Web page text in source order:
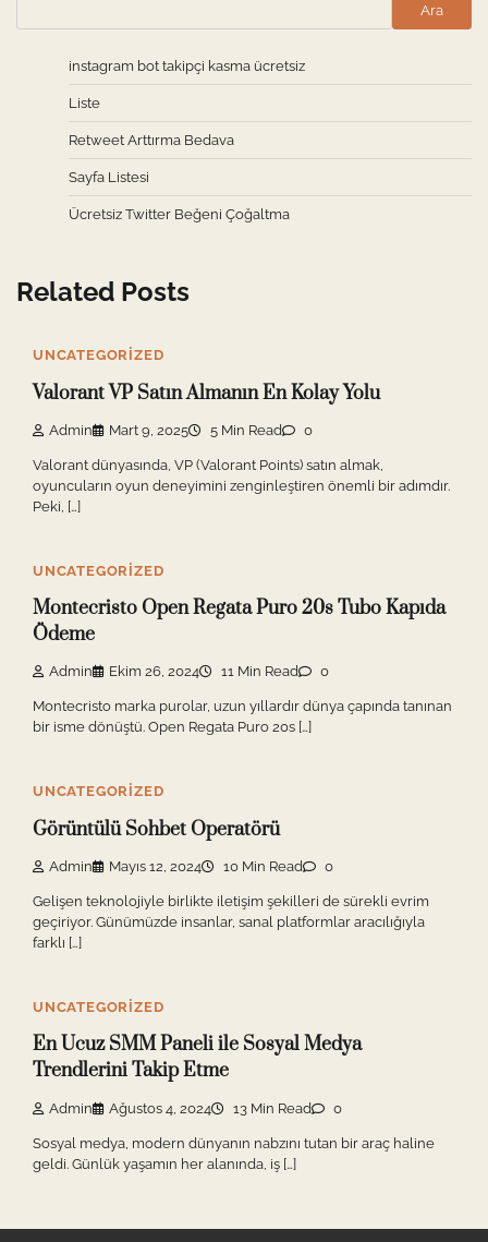
Ara
instagram bot takipçi kasma ücretsiz
Liste
Retweet Arttırma Bedava
Sayfa Listesi
Ücretsiz Twitter Beğeni Çoğaltma
Related Posts
UNCATEGORIZED
Valorant VP Satın Almanın En Kolay Yolu
Admin Mart 9, 2025 5 Min Read 0
Valorant dünyasında, VP (Valorant Points) satın almak,
oyuncuların oyun deneyimini zenginleştiren önemli bir adımdır.
Peki, […]
UNCATEGORIZED
Montecristo Open Regata Puro 20s Tubo Kapıda
Ödeme
Admin Ekim 26, 2024 11 Min Read 0
Montecristo marka purolar, uzun yıllardır dünya çapında tanınan
bir isme dönüştü. Open Regata Puro 20s […]
UNCATEGORIZED
Görüntülü Sohbet Operatörü
Admin Mayıs 12, 2024 10 Min Read 0
Gelişen teknolojiyle birlikte iletişim şekilleri de sürekli evrim
geçiriyor. Günümüzde insanlar, sanal platformlar aracılığıyla
farklı […]
UNCATEGORIZED
En Ucuz SMM Paneli ile Sosyal Medya
Trendlerini Takip Etme
Admin Ağustos 4, 2024 13 Min Read 0
Sosyal medya, modern dünyanın nabzını tutan bir araç haline
geldi. Günlük yaşamın her alanında, iş […]